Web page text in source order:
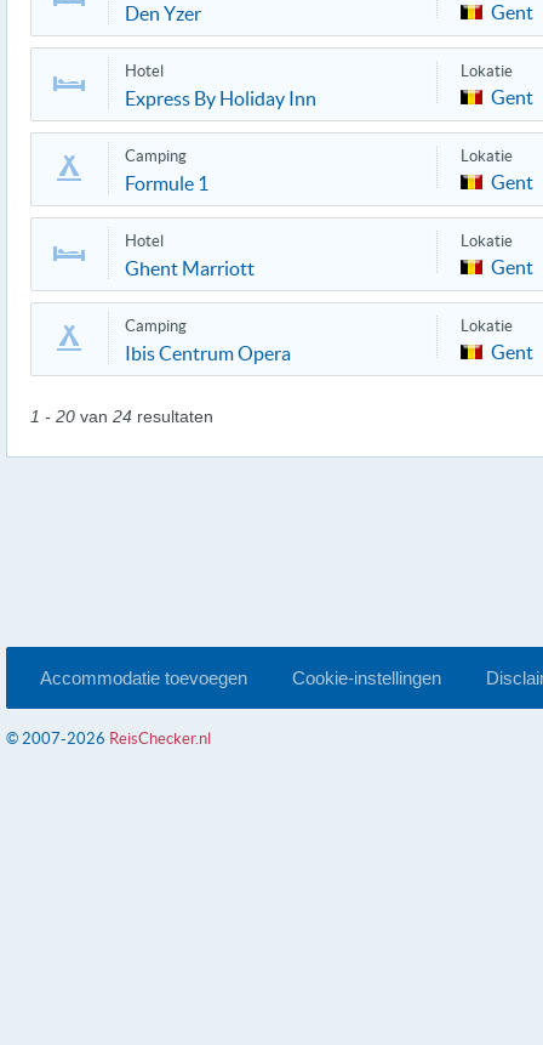
Den Yzer Gent
Hotel
Express By Holiday Inn
Lokatie
Gent
Camping
Formule 1
Lokatie
Gent
Hotel
Ghent Marriott
Lokatie
Gent
Camping
Ibis Centrum Opera
Lokatie
Gent
1 - 20 van 24 resultaten
Accommodatie toevoegen Cookie-instellingen
© 2007-2026 ReisChecker.nl